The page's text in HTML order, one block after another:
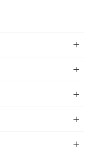
した。
切替を完了
しておりま